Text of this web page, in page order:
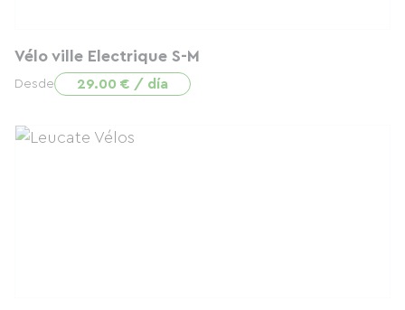
Vélo ville Electrique S-M
Desde 29.00 € / día